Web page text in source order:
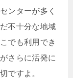
ンターが多く
不十分な地域
でも利用でき
さらに活発に
ですよ。